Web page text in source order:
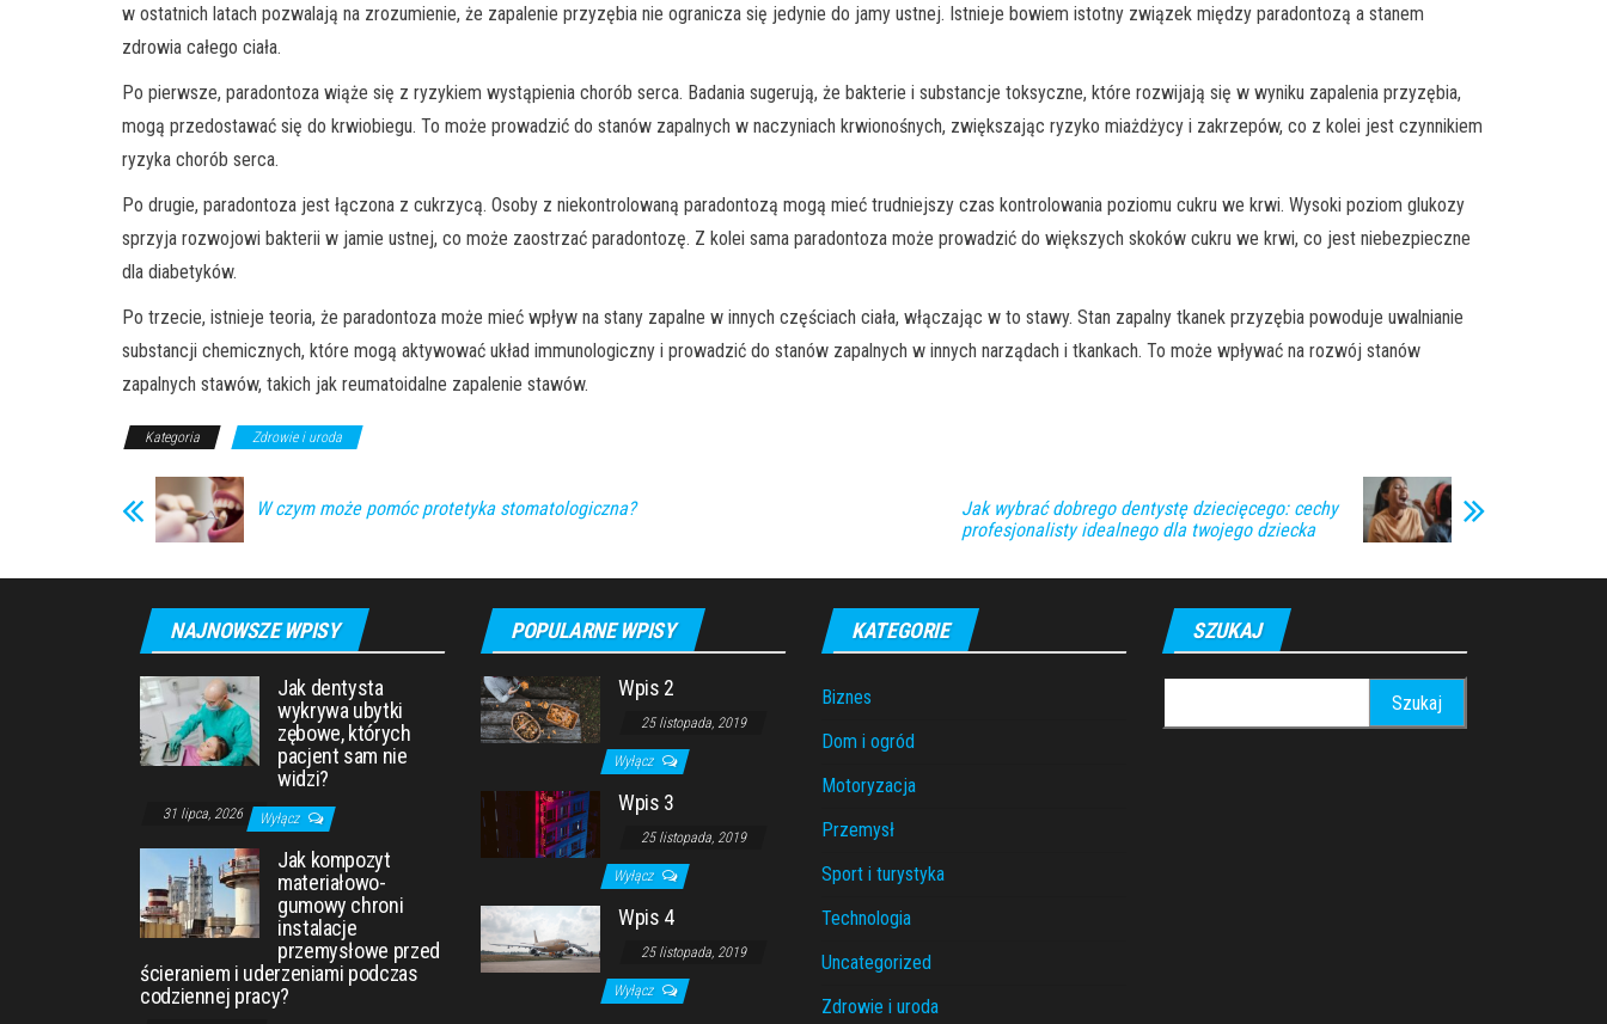
w ostatnich latach pozwalają na zrozumienie, że zapalenie przyzębia nie ogranicza się jedynie do jamy ustnej. Istnieje bowiem istotny związek między paradontozą a stanem
zdrowia całego ciała.
Po pierwsze, paradontoza wiąże się z ryzykiem wystąpienia chorób serca. Badania sugerują, że bakterie i substancje toksyczne, które rozwijają się w wyniku zapalenia przyzębia,
mogą przedostawać się do krwiobiegu. To może prowadzić do stanów zapalnych w naczyniach krwionośnych, zwiększając ryzyko miażdżycy i zakrzepów, co z kolei jest czynnikiem
ryzyka chorób serca.
Po drugie, paradontoza jest łączona z cukrzycą. Osoby z niekontrolowaną paradontozą mogą mieć trudniejszy czas kontrolowania poziomu cukru we krwi. Wysoki poziom glukozy
sprzyja rozwojowi bakterii w jamie ustnej, co może zaostrzać paradontozę. Z kolei sama paradontoza może prowadzić do większych skoków cukru we krwi, co jest niebezpieczne
dla diabetyków.
Po trzecie, istnieje teoria, że paradontoza może mieć wpływ na stany zapalne w innych częściach ciała, włączając w to stawy. Stan zapalny tkanek przyzębia powoduje uwalnianie
substancji chemicznych, które mogą aktywować układ immunologiczny i prowadzić do stanów zapalnych w innych narządach i tkankach. To może wpływać na rozwój stanów
zapalnych stawów, takich jak reumatoidalne zapalenie stawów.
Kategoria Zdrowie i uroda
W czym może pomóc protetyka stomatologiczna?
Jak wybrać dobrego dentystę dziecięcego: cechy
profesjonalisty idealnego dla twojego dziecka
NAJNOWSZE WPISY
Jak dentysta
wykrywa ubytki
zębowe, których
pacjent sam nie
widzi?
31 lipca, 2026 Wyłącz
Jak kompozyt
materiałowo-
gumowy chroni
instalacje
przemysłowe przed
ścieraniem i uderzeniami podczas
codziennej pracy?
POPULARNE WPISY
Wpis 2
25 listopada, 2019
Wyłącz
Wpis 3
25 listopada, 2019
Wyłącz
Wpis 4
25 listopada, 2019
Wyłącz
KATEGORIE
Biznes
Dom i ogród
Motoryzacja
Przemysł
Sport i turystyka
Technologia
Uncategorized
Zdrowie i uroda
SZUKAJ